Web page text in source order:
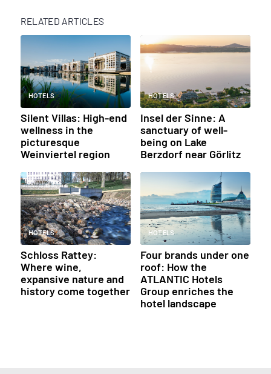
RELATED ARTICLES
HOTELS
Silent Villas: High-end
wellness in the
picturesque
Weinviertel region
HOTELS
Insel der Sinne: A
sanctuary of well-
being on Lake
Berzdorf near Görlitz
HOTELS
Schloss Rattey:
Where wine,
expansive nature and
history come together
HOTELS
Four brands under one
roof: How the
ATLANTIC Hotels
Group enriches the
hotel landscape